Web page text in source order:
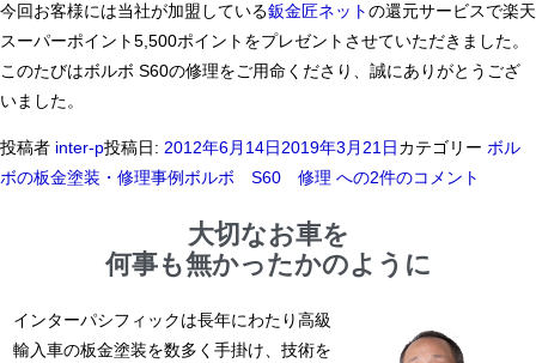
今回お客様には当社が加盟している鈑金匠ネットの還元サービスで楽天
スーパーポイント5,500ポイントをプレゼントさせていただきました。
このたびはボルボ S60の修理をご用命くださり、誠にありがとうござ
いました。
投稿者 inter-p投稿日: 2012年6月14日2019年3月21日カテゴリー ボル
ボの板金塗装・修理事例 ボルボ S60 修理 への2件のコメント
大切なお車を
何事も無かったかのように
インターパシフィックは長年にわたり高級
輸入車の板金塗装を数多く手掛け、技術を